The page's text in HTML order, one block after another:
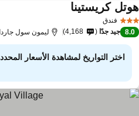
فندق
كريستينامشاهدة الأسعار
8.0 جيد جدًا 4,168 ليمون سول جاردا
اختر التواريخ لمشاهدة الأسعار المحددة